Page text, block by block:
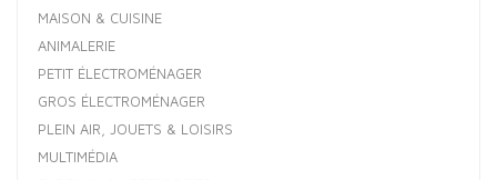
MAISON & CUISINE
ANIMALERIE
PETIT ÉLECTROMÉNAGER
GROS ÉLECTROMÉNAGER
PLEIN AIR, JOUETS & LOISIRS
MULTIMÉDIA